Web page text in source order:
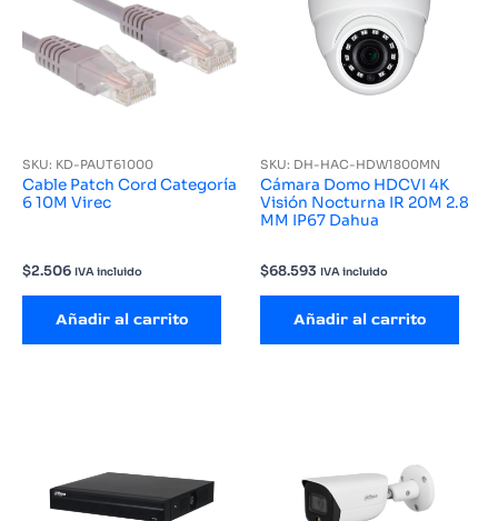
SKU: KD-PAUT61000
Cable Patch Cord Categoría
6 10M Virec
$2.506 IVA incluido
Añadir al carrito
SKU: DH-HAC-HDW1800MN
Cámara Domo HDCVI 4K
Visión Nocturna IR 20M 2.8
MM IP67 Dahua
$68.593 IVA incluido
Añadir al carrito